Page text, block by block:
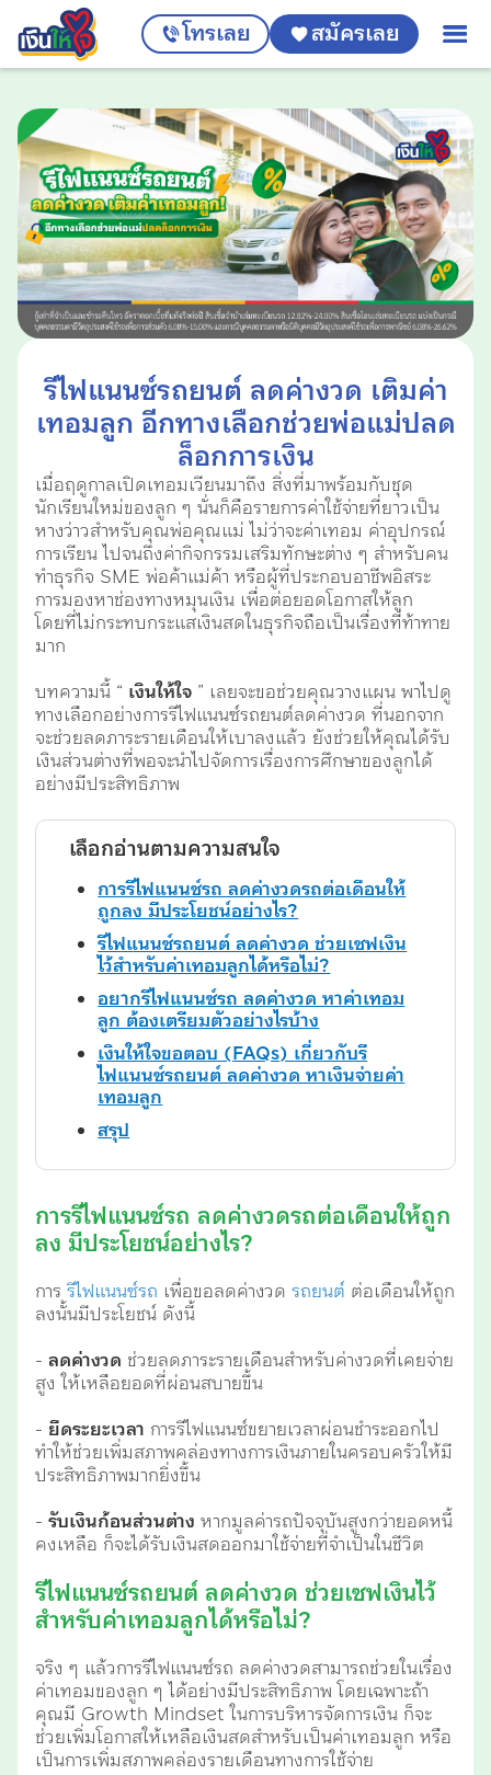
โทรเลย สมัครเลย
รีไฟแนนซ์รถยนต์ ลดค่างวด เติมค่า
เทอมลูก อีกทางเลือกช่วยพ่อแม่ปลด
ล็อกการเงิน
เมื่อฤดูกาลเปิดเทอมเวียนมาถึง สิ่งที่มาพร้อมกับชุด
นักเรียนใหม่ของลูก ๆ นั่นก็คือรายการค่าใช้จ่ายที่ยาวเป็น
หางว่าวสำหรับคุณพ่อคุณแม่ ไม่ว่าจะค่าเทอม ค่าอุปกรณ์
การเรียน ไปจนถึงค่ากิจกรรมเสริมทักษะต่าง ๆ สำหรับคน
ทำธุรกิจ SME พ่อค้าแม่ค้า หรือผู้ที่ประกอบอาชีพอิสระ
การมองหาช่องทางหมุนเงิน เพื่อต่อยอดโอกาสให้ลูก
โดยที่ไม่กระทบกระแสเงินสดในธุรกิจถือเป็นเรื่องที่ท้าทาย
มาก
บทความนี้ “ เงินให้ใจ ” เลยจะขอช่วยคุณวางแผน พาไปดู
ทางเลือกอย่างการรีไฟแนนซ์รถยนต์ลดค่างวด ที่นอกจาก
จะช่วยลดภาระรายเดือนให้เบาลงแล้ว ยังช่วยให้คุณได้รับ
เงินส่วนต่างที่พอจะนำไปจัดการเรื่องการศึกษาของลูกได้
อย่างมีประสิทธิภาพ
เลือกอ่านตามความสนใจ
การรีไฟแนนซ์รถ ลดค่างวดรถต่อเดือนให้
ถูกลง มีประโยชน์อย่างไร?
รีไฟแนนซ์รถยนต์ ลดค่างวด ช่วยเซฟเงิน
ไว้สำหรับค่าเทอมลูกได้หรือไม่?
อยากรีไฟแนนซ์รถ ลดค่างวด หาค่าเทอม
ลูก ต้องเตรียมตัวอย่างไรบ้าง
เงินให้ใจขอตอบ (FAQs) เกี่ยวกับรี
ไฟแนนซ์รถยนต์ ลดค่างวด หาเงินจ่ายค่า
เทอมลูก
สรุป
การรีไฟแนนซ์รถ ลดค่างวดรถต่อเดือนให้ถูก
ลง มีประโยชน์อย่างไร?
การรีไฟแนนซ์รถ เพื่อขอลดค่างวดรถยนต์ ต่อเดือนให้ถูก
ลงนั้นมีประโยชน์ ดังนี้
-ลดค่างวด ช่วยลดภาระรายเดือนสำหรับค่างวดที่เคยจ่าย
สูง ให้เหลือยอดที่ผ่อนสบายขึ้น
- ยืดระยะเวลา การรีไฟแนนซ์ขยายเวลาผ่อนชำระออกไป
ทำให้ช่วยเพิ่มสภาพคล่องทางการเงินภายในครอบครัวให้มี
ประสิทธิภาพมากยิ่งขึ้น
-รับเงินก้อนส่วนต่าง หากมูลค่ารถปัจจุบันสูงกว่ายอดหนี้
คงเหลือ ก็จะได้รับเงินสดออกมาใช้จ่ายที่จำเป็นในชีวิต
รีไฟแนนซ์รถยนต์ ลดค่างวด ช่วยเซฟเงินไว้
สำหรับค่าเทอมลูกได้หรือไม่?
จริง ๆ แล้วการรีไฟแนนซ์รถ ลดค่างวดสามารถช่วยในเรื่อง
ค่าเทอมของลูก ๆ ได้อย่างมีประสิทธิภาพ โดยเฉพาะถ้า
คุณมี Growth Mindset ในการบริหารจัดการเงิน ก็จะ
ช่วยเพิ่มโอกาสให้เหลือเงินสดสำหรับเป็นค่าเทอมลูก หรือ
เป็นการเพิ่มสภาพคล่องรายเดือนทางการใช้จ่าย